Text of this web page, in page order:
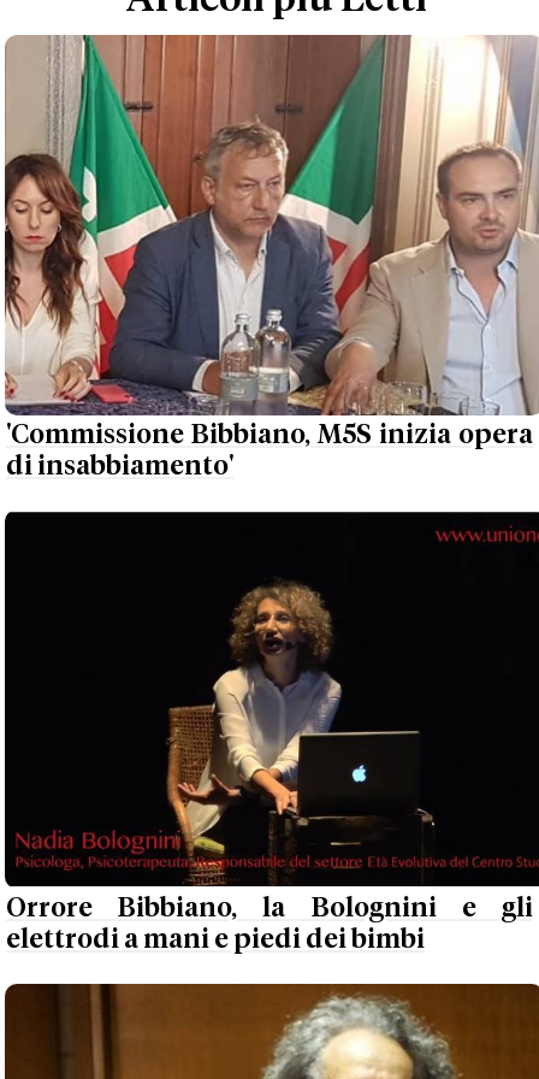
'Commissione Bibbiano, M5S inizia opera
di insabbiamento'
Orrore Bibbiano, la Bolognini e gli
elettrodi a mani e piedi dei bimbi